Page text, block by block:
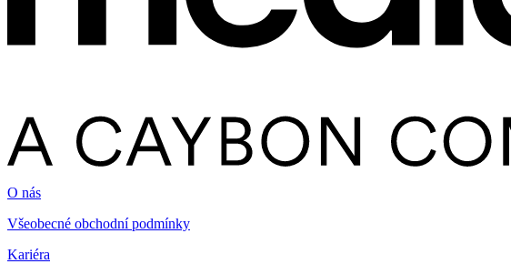
O nás
Všeobecné obchodní podmínky
Kariéra